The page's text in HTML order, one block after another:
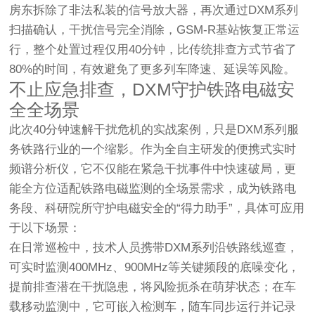
房东拆除了非法私装的信号放大器，再次通过DXM系列
扫描确认，干扰信号完全消除，GSM-R基站恢复正常运
行，整个处置过程仅用40分钟，比传统排查方式节省了
80%的时间，有效避免了更多列车降速、延误等风险。
不止应急排查，DXM守护铁路电磁安
全全场景
此次40分钟速解干扰危机的实战案例，只是DXM系列服
务铁路行业的一个缩影。作为全自主研发的便携式实时
频谱分析仪，它不仅能在紧急干扰事件中快速破局，更
能全方位适配铁路电磁监测的全场景需求，成为铁路电
务段、科研院所守护电磁安全的“得力助手”，具体可应用
于以下场景：
在日常巡检中，技术人员携带DXM系列沿铁路线巡查，
可实时监测400MHz、900MHz等关键频段的底噪变化，
提前排查潜在干扰隐患，将风险扼杀在萌芽状态；在车
载移动监测中，它可嵌入检测车，随车同步运行并记录